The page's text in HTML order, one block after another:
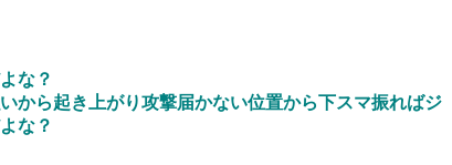
な？
から起き上がり攻撃届かない位置から下スマ振ればジ
な？